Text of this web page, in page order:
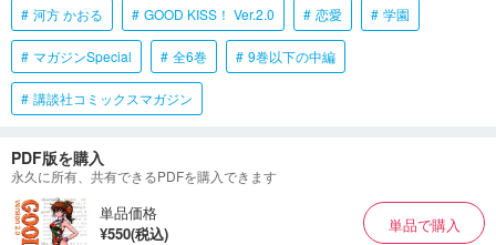
河方 かおる GOOD KISS！ Ver.2.0 恋愛 学園
マガジンSpecial 全6巻 9巻以下の中編
講談社コミックスマガジン
PDF版を購入
永久に所有、共有できるPDFを購入できます
単品価格
¥550(税込)
単品で購入